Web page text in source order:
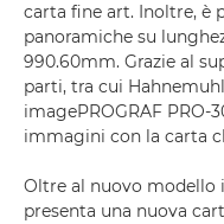
carta fine art. Inoltre, è
panoramiche su
990.60mm. Grazie al
parti, tra cui
imagePROGRAF
immagini con la carta
Oltre al nuovo modello
presenta una nuova